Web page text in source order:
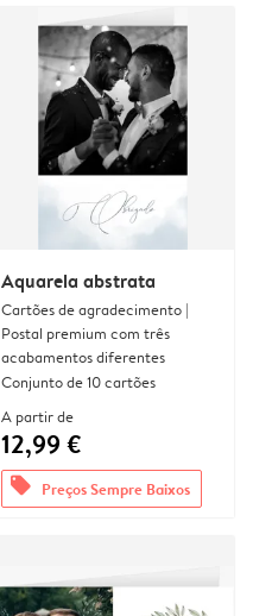
Aquarela abstrata
Cartões de agradecimento |
Postal premium com três
acabamentos diferentes
Conjunto de 10 cartões
A partir de
12,99 €
offers Preços Sempre Baixos